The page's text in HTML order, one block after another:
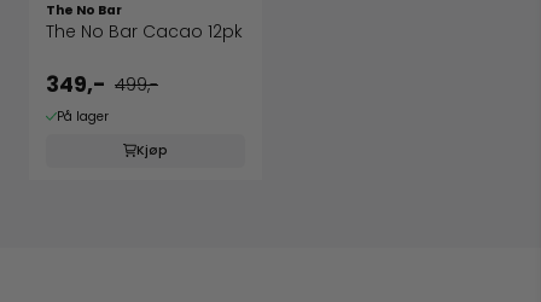
The No Bar
The No Bar Cacao 12pk
349,- 499,-
På lager
Kjøp